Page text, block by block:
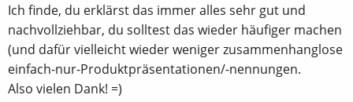
Ich finde, du erklärst das immer alles sehr gut und
nachvollziehbar, du solltest das wieder häufiger machen
(und dafür vielleicht wieder weniger zusammenhanglose
einfach-nur-Produktpräsentationen/-nennungen.
Also vielen Dank! =)